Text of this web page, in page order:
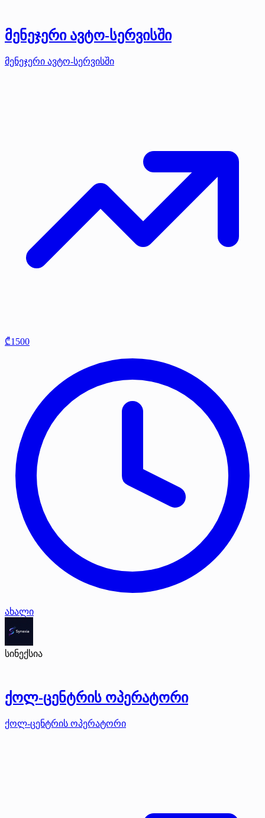
მენეჯერი ავტო-სერვისში
მენეჯერი ავტო-სერვისში
₾1500
ახალი
სინექსია
ქოლ-ცენტრის ოპერატორი
ქოლ-ცენტრის ოპერატორი